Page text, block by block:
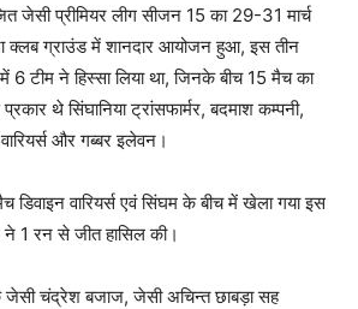
जेसी प्रीमियर लीग सीजन 15 का 29-31 मार्च
क्लब ग्राउंड में शानदार आयोजन हुआ, इस तीन
6 टीम ने हिस्सा लिया था, जिनके बीच 15 मैच का
थे सिंघानिया ट्रांसफार्मर, बदमाश कम्पनी,
और गब्बर इलेवन।
डिवाइन वारियर्स एवं सिंघम के बीच में खेला गया इस
1 रन से जीत हासिल की।
चंद्रेश बजाज, जेसी अचिन्त छाबड़ा सह